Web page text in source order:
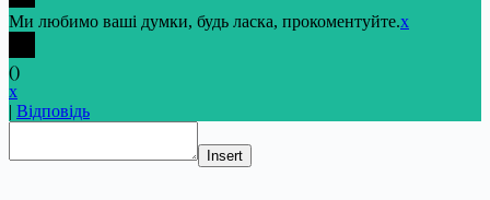
Ми любимо ваші думки, будь ласка, прокоментуйте.x
()
x
| Відповідь
Insert